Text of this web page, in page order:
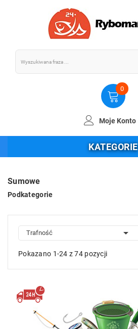
0
Moje Konto
KATEGORIE
Sumowe
Podkategorie
Trafność 
Pokazano 1-24 z 74 pozycji